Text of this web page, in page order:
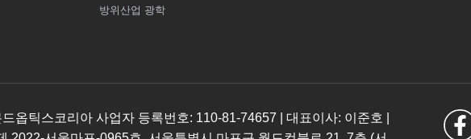
방위산업 광학
옵틱스코리아 사업자 등록번호: 110-81-74657 | 대표이사: 이준호 |